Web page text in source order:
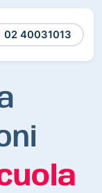
02 40031013